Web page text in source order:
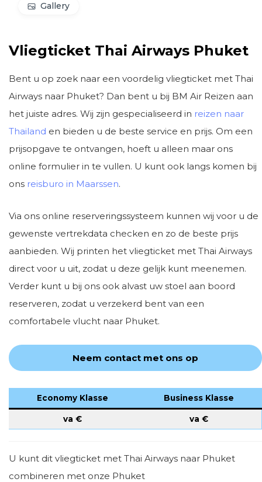
Gallery
Vliegticket Thai Airways Phuket
Bent u op zoek naar een voordelig vliegticket met Thai
Airways naar Phuket? Dan bent u bij BM Air Reizen aan
het juiste adres. Wij zijn gespecialiseerd in reizen naar
Thailand en bieden u de beste service en prijs. Om een
prijsopgave te ontvangen, hoeft u alleen maar ons
online formulier in te vullen. U kunt ook langs komen bij
ons reisburo in Maarssen.
Via ons online reserveringssysteem kunnen wij voor u de
gewenste vertrekdata checken en zo de beste prijs
aanbieden. Wij printen het vliegticket met Thai Airways
direct voor u uit, zodat u deze gelijk kunt meenemen.
Verder kunt u bij ons ook alvast uw stoel aan boord
reserveren, zodat u verzekerd bent van een
comfortabele vlucht naar Phuket.
Neem contact met ons op
Economy Klasse Business Klasse
va € va €
U kunt dit vliegticket met Thai Airways naar Phuket
combineren met onze Phuket